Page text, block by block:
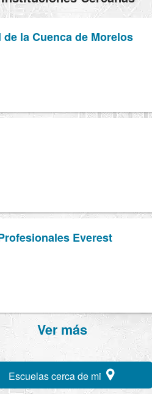
la Cuenca de Morelos
Everest
Ver más
Escuelas cerca de mi